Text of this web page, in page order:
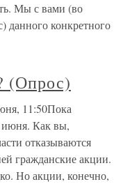
Мы с вами (во
данного конкретного
(Опрос)
11:50Пока
июня. Как вы,
отказываются
гражданские акции.
Но акции, конечно,